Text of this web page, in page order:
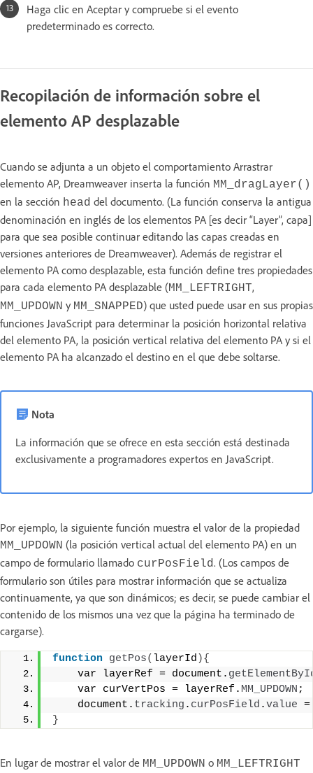
Haga clic en Aceptar y compruebe si el evento
predeterminado es correcto.
Recopilación de información sobre el
elemento AP desplazable
Cuando se adjunta a un objeto el comportamiento Arrastrar
elemento AP, Dreamweaver inserta la función MM_dragLayer()
en la sección head del documento. (La función conserva la antigua
denominación en inglés de los elementos PA [es decir “Layer”, capa]
para que sea posible continuar editando las capas creadas en
versiones anteriores de Dreamweaver). Además de registrar el
elemento PA como desplazable, esta función define tres propiedades
para cada elemento PA desplazable (MM_LEFTRIGHT,
MM_UPDOWN y MM_SNAPPED) que usted puede usar en sus propias
funciones JavaScript para determinar la posición horizontal relativa
del elemento PA, la posición vertical relativa del elemento PA y si el
elemento PA ha alcanzado el destino en el que debe soltarse.
Nota
La información que se ofrece en esta sección está destinada
exclusivamente a programadores expertos en JavaScript.
Por ejemplo, la siguiente función muestra el valor de la propiedad
MM_UPDOWN (la posición vertical actual del elemento PA) en un
campo de formulario llamado curPosField. (Los campos de
formulario son útiles para mostrar información que se actualiza
continuamente, ya que son dinámicos; es decir, se puede cambiar el
contenido de los mismos una vez que la página ha terminado de
cargarse).
function getPos( layerId ){
    var layerRef = document.
    var curVertPos = layerRef.
MM_UPDOWN ;
    document.
tracking . curPosField .value
}
En lugar de mostrar el valor de MM_UPDOWN o MM_LEFTRIGHT